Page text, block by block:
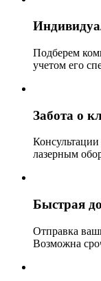
Подберем
учетом его
Забота о
лазерным
Быстрая
Отправка
Возможна